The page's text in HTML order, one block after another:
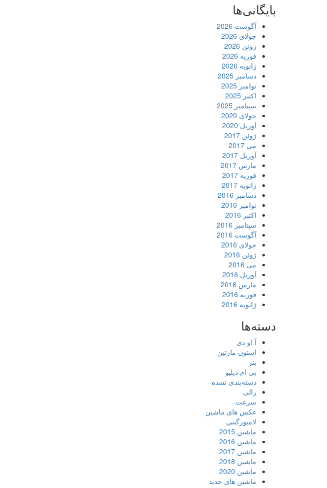
بایگانی‌ها
آگوست 2026
جولای 2026
ژوئن 2026
فوریه 2026
ژانویه 2026
دسامبر 2025
نوامبر 2025
اکتبر 2025
سپتامبر 2025
جولای 2020
آوریل 2020
ژوئن 2017
می 2017
آوریل 2017
مارس 2017
فوریه 2017
ژانویه 2017
دسامبر 2016
نوامبر 2016
اکتبر 2016
سپتامبر 2016
آگوست 2016
جولای 2016
ژوئن 2016
می 2016
آوریل 2016
مارس 2016
فوریه 2016
ژانویه 2016
دسته‌ها
آ او دی
استون مارتین
بنز
بی ام دبلیو
دسته‌بندی نشده
رالی
سرعت
عکس های ماشین
لامبورگینی
ماشین 2015
ماشین 2016
ماشین 2017
ماشین 2018
ماشین 2020
ماشین های جدید